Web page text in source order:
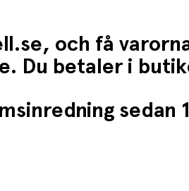
och få
Du betaler i
sedan